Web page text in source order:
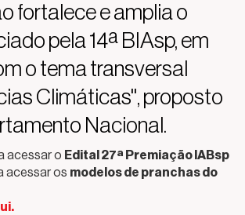
fortalece e amplia o
pela 14ª BIAsp, em
o tema transversal
Climáticas", proposto
Nacional.
acessar o Edital 27ª Premiação IABsp
acessar os modelos de pranchas do